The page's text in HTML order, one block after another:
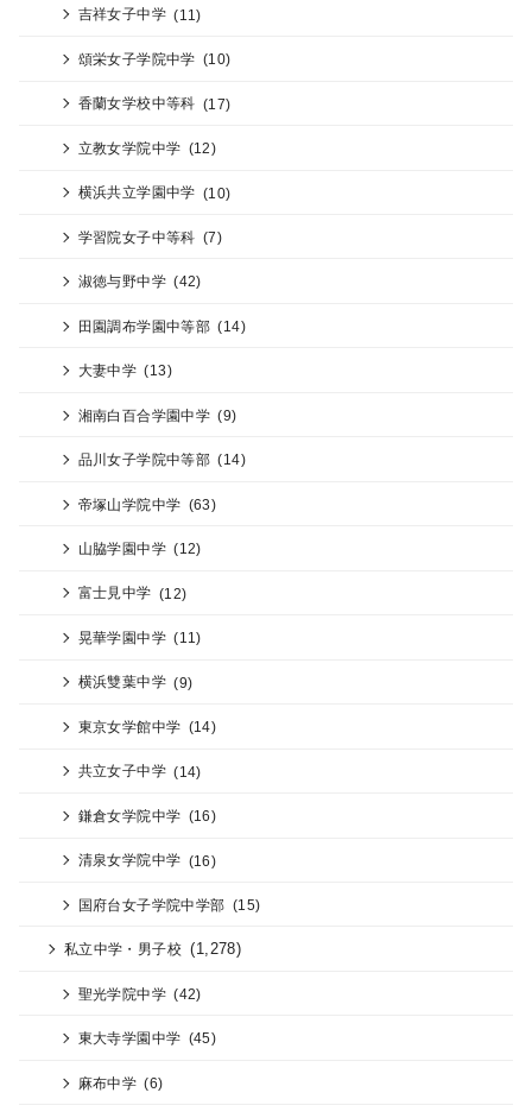
吉祥女子中学 (11)
頌栄女子学院中学 (10)
香蘭女学校中等科 (17)
立教女学院中学 (12)
横浜共立学園中学 (10)
学習院女子中等科 (7)
淑徳与野中学 (42)
田園調布学園中等部 (14)
大妻中学 (13)
湘南白百合学園中学 (9)
品川女子学院中等部 (14)
帝塚山学院中学 (63)
山脇学園中学 (12)
富士見中学 (12)
晃華学園中学 (11)
横浜雙葉中学 (9)
東京女学館中学 (14)
共立女子中学 (14)
鎌倉女学院中学 (16)
清泉女学院中学 (16)
国府台女子学院中学部 (15)
私立中学・男子校 (1,278)
聖光学院中学 (42)
東大寺学園中学 (45)
麻布中学 (6)